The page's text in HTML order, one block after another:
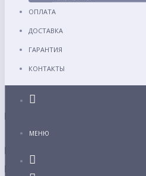
ОПЛАТА
ДОСТАВКА
ГАРАНТИЯ
КОНТАКТЫ
МЕНЮ